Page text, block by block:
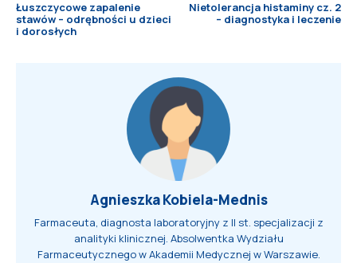
Łuszczycowe zapalenie
stawów – odrębności u dzieci
i dorosłych
Nietolerancja histaminy cz. 2
– diagnostyka i leczenie
Agnieszka Kobiela-Mednis
Farmaceuta, diagnosta laboratoryjny z II st. specjalizacji z
analityki klinicznej. Absolwentka Wydziału
Farmaceutycznego w Akademii Medycznej w Warszawie.